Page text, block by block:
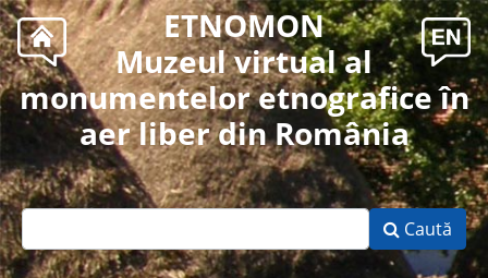
ETNOMON
Muzeul virtual al
monumentelor etnografice în
aer liber din România
Caută